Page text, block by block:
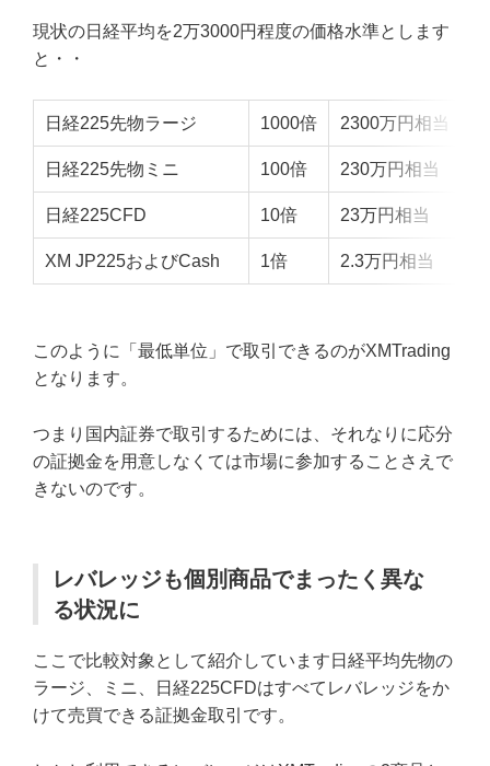
現状の日経平均を2万3000円程度の価格水準とします
と・・
日経225先物ラージ 1000倍 2300万円相当
日経225先物ミニ 100倍 230万円相当
日経225CFD 10倍 23万円相当
XM JP225およびCash 1倍 2.3万円相当
このように「最低単位」で取引できるのがXMTrading
となります。
つまり国内証券で取引するためには、それなりに応分
の証拠金を用意しなくては市場に参加することさえで
きないのです。
レバレッジも個別商品でまったく異な
る状況に
ここで比較対象として紹介しています日経平均先物の
ラージ、ミニ、日経225CFDはすべてレバレッジをか
けて売買できる証拠金取引です。